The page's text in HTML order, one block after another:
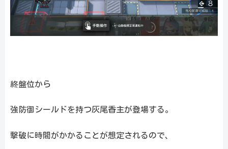
終盤位から
強防御シールドを持つ灰尾香主が登場する。
撃破に時間がかかることが想定されるので、